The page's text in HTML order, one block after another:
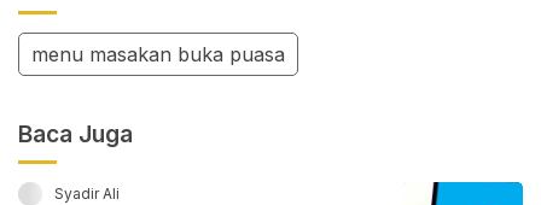
menu masakan buka puasa
Baca Juga
Syadir Ali